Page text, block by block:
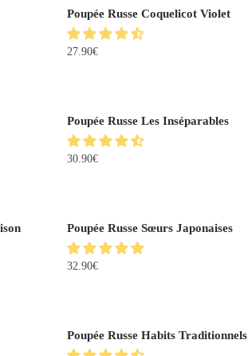
Poupée Russe Coquelicot Violet
27.90€
Poupée Russe Les Inséparables
30.90€
Poupée Russe Sœurs Japonaises
32.90€
Poupée Russe Habits Traditionnels